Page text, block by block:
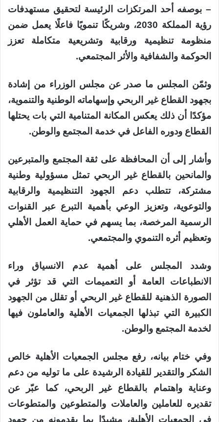
– بوصفه أحد المرتكزات الرئيسة لتحقيق مستهدفات
رؤية المملكة 2030، وشريكًا تنمويًا فاعلًا يعمل ضمن
منظومة تنظيمية ورقابية وتشريعية متكاملة تعزز
الحوكمة والشفافية والأثر المجتمعي.
وثمّن المجلس ما صدر عن مجلس الوزراء من إشادة
بجهود القطاع غير الربحي وإسهاماته الوطنية والتنموية،
مؤكدًا أن ذلك يعكس المكانة المتنامية التي بات يحتلها
القطاع ودوره الفاعل في خدمة المجتمع والوطن.
وأشار إلى أن المحافظة على ثقة المجتمع والمتبرعين
والمانحين بالقطاع غير الربحي تمثل مسؤولية وطنية
مشتركة، تتطلب دعم الجهود التنظيمية والرقابية
والتوعوية، وتعزيز الوعي بأهمية التبرع عبر القنوات
الرسمية المرخصة، بما يسهم في حماية العمل الأهلي
وتعظيم أثره التنموي والمجتمعي.
وشدد المجلس على أهمية عدم الانسياق وراء
الانطباعات العامة أو التعميمات التي قد تؤثر في
الصورة الذهنية للقطاع غير الربحي أو تقلل من الجهود
الكبيرة التي تبذلها الجمعيات الأهلية والعاملون فيها
لخدمة المجتمع والوطن.
وفي ختام بيانه، رفع مجلس الجمعيات الأهلية خالص
الشكر والتقدير للقيادة الرشيدة على ما توليه من دعم
وعناية واهتمام بالقطاع غير الربحي، كما عبّر عن
تقديره للعاملين والعاملات والمتطوعين والمتطوعات
في الجمعيات الأهلية، مشيدًا بما يقدمونه من جهود